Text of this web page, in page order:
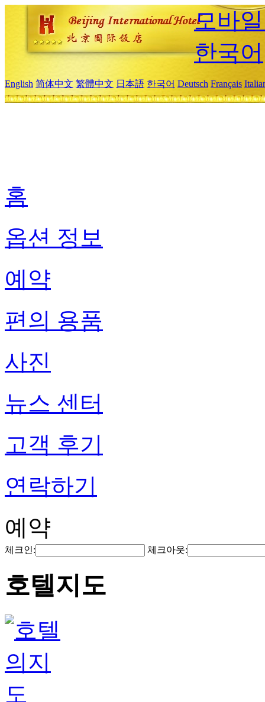
모바
한국어
English 简体中文 繁體中文 日本語 한국어 Deutsch Français
홈
옵션 정보
예약
편의 용품
사진
뉴스 센터
고객 후기
연락하기
예약
체크인: 체크아웃:
호텔지도